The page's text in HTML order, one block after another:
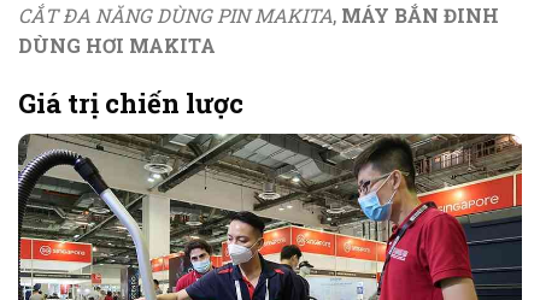
CẮT ĐA NĂNG DÙNG PIN MAKITA, MÁY BẮN ĐINH
DÙNG HƠI MAKITA
Giá trị chiến lược